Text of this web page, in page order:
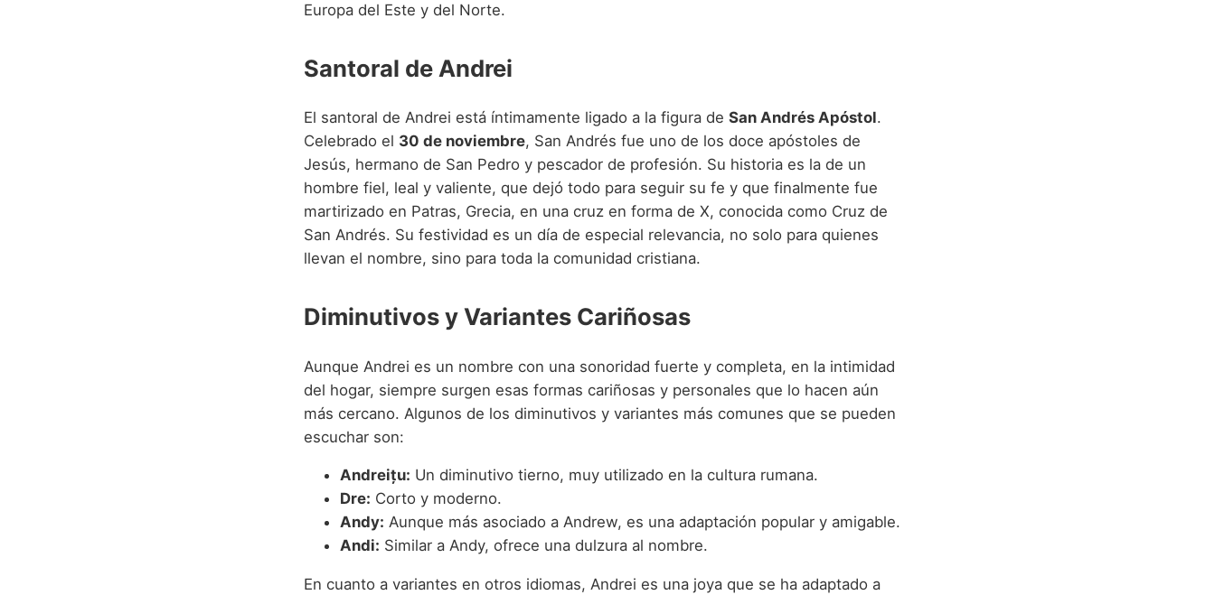
Europa del Este y del Norte.
Santoral de Andrei
El santoral de Andrei está íntimamente ligado a la figura de San Andrés Apóstol.
Celebrado el 30 de noviembre, San Andrés fue uno de los doce apóstoles de
Jesús, hermano de San Pedro y pescador de profesión. Su historia es la de un
hombre fiel, leal y valiente, que dejó todo para seguir su fe y que finalmente fue
martirizado en Patras, Grecia, en una cruz en forma de X, conocida como Cruz de
San Andrés. Su festividad es un día de especial relevancia, no solo para quienes
llevan el nombre, sino para toda la comunidad cristiana.
Diminutivos y Variantes Cariñosas
Aunque Andrei es un nombre con una sonoridad fuerte y completa, en la intimidad
del hogar, siempre surgen esas formas cariñosas y personales que lo hacen aún
más cercano. Algunos de los diminutivos y variantes más comunes que se pueden
escuchar son:
Andreițu: Un diminutivo tierno, muy utilizado en la cultura rumana.
Dre: Corto y moderno.
Andy: Aunque más asociado a Andrew, es una adaptación popular y amigable.
Andi: Similar a Andy, ofrece una dulzura al nombre.
En cuanto a variantes en otros idiomas, Andrei es una joya que se ha adaptado a